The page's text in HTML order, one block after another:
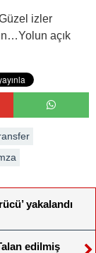
izler
açık
yakalandı
edilmiş